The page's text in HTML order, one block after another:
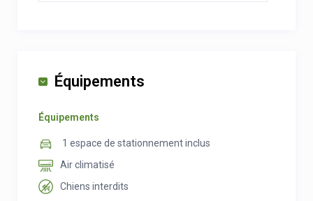
Équipements
Équipements
1 espace de stationnement inclus
Air climatisé
Chiens interdits